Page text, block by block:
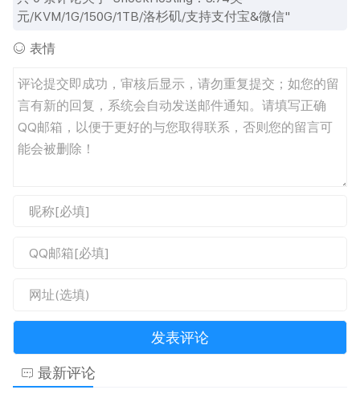
元/KVM/1G/150G/1TB/洛杉矶/支持支付宝&微信"
表情
最新评论